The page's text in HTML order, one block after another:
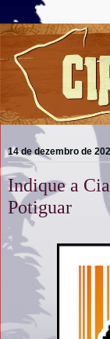
14 de dezembro de
Indique a
Potiguar